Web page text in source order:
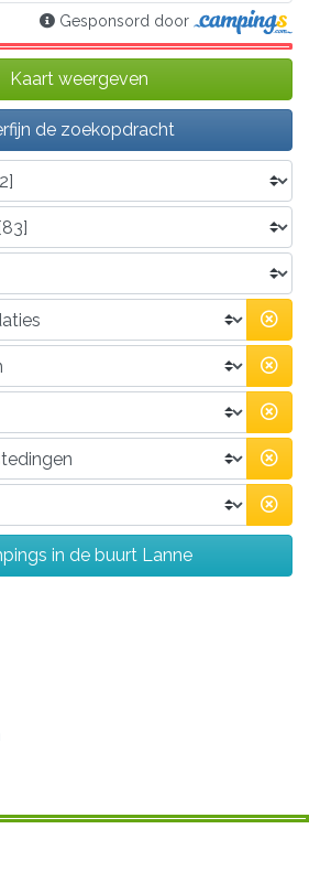
Gesponsord door
Kaart weergeven
de zoekopdracht
in de buurt Lanne